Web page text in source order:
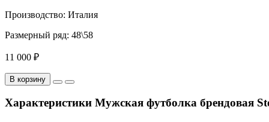
Производство: Италия
Размерный ряд: 48\58
11 000 ₽
В корзину
Характеристики Мужская футболка брендовая